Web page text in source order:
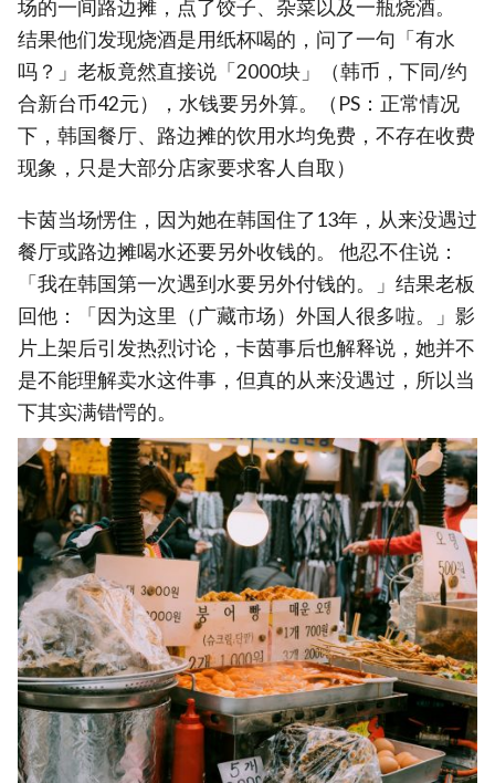
场的一间路边摊，点了饺子、杂菜以及一瓶烧酒。
结果他们发现烧酒是用纸杯喝的，问了一句「有水
吗？」老板竟然直接说「2000块」（韩币，下同/约
合新台币42元），水钱要另外算。（PS：正常情况
下，韩国餐厅、路边摊的饮用水均免费，不存在收费
现象，只是大部分店家要求客人自取）
卡茵当场愣住，因为她在韩国住了13年，从来没遇过
餐厅或路边摊喝水还要另外收钱的。 他忍不住说：
「我在韩国第一次遇到水要另外付钱的。」结果老板
回他：「因为这里（广藏市场）外国人很多啦。」影
片上架后引发热烈讨论，卡茵事后也解释说，她并不
是不能理解卖水这件事，但真的从来没遇过，所以当
下其实满错愕的。